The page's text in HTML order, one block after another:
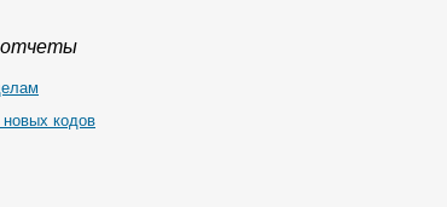
отчеты
кодов